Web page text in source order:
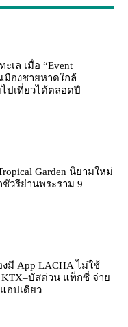
เล เมื่อ “Event
มืองชายหาดใกล้
ปเที่ยวได้ตลอดปี
Garden นิยามใหม่
วรีย่านพระราม 9
มี App LACHA ไม่ใช้
KTX–บัสด่วน แท็กซี่ จ่าย
อปเดียว